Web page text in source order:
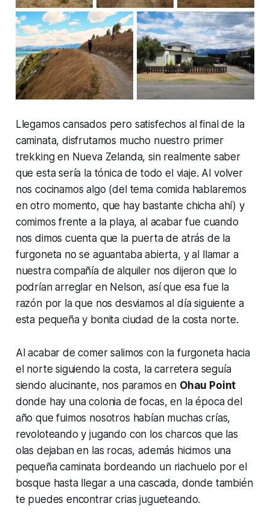
Llegamos cansados pero satisfechos al final de la
caminata, disfrutamos mucho nuestro primer
trekking en Nueva Zelanda, sin realmente saber
que esta sería la tónica de todo el viaje. Al volver
nos cocinamos algo (del tema comida hablaremos
en otro momento, que hay bastante chicha ahí) y
comimos frente a la playa, al acabar fue cuando
nos dimos cuenta que la puerta de atrás de la
furgoneta no se aguantaba abierta, y al llamar a
nuestra compañía de alquiler nos dijeron que lo
podrían arreglar en Nelson, así que esa fue la
razón por la que nos desviamos al día siguiente a
esta pequeña y bonita ciudad de la costa norte.
Al acabar de comer salimos con la furgoneta hacia
el norte siguiendo la costa, la carretera seguía
siendo alucinante, nos paramos en Ohau Point
donde hay una colonia de focas, en la época del
año que fuimos nosotros habían muchas crías,
revoloteando y jugando con los charcos que las
olas dejaban en las rocas, además hicimos una
pequeña caminata bordeando un riachuelo por el
bosque hasta llegar a una cascada, donde también
te puedes encontrar crias jugueteando.